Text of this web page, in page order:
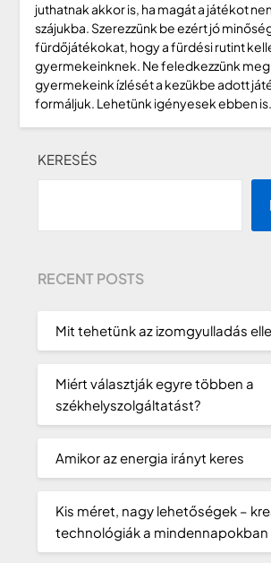
juthatnak akkor is, ha magát a játékot
szájukba. Szerezzünk be ezért jó
fürdőjátékokat, hogy a fürdési rutint
gyermekeinknek. Ne feledkezzünk
gyermekeink ízlését a kezükbe adott
formáljuk. Lehetünk igényesek ebben is.
KERESÉS
RECENT POSTS
Mit tehetünk az izomgyulladás
Miért választják egyre többen a
székhelyszolgáltatást?
Amikor az energia irányt keres
Kis méret, nagy lehetőségek –
technológiák a mindennapokban